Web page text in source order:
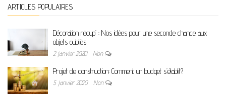
ARTICLES POPULAIRES
Décoration récup’ : Nos idées pour une seconde chance aux
objets oubliés
2 janvier 2020 Non
Projet de construction: Comment un budget s’établit?
5 janvier 2020 Non